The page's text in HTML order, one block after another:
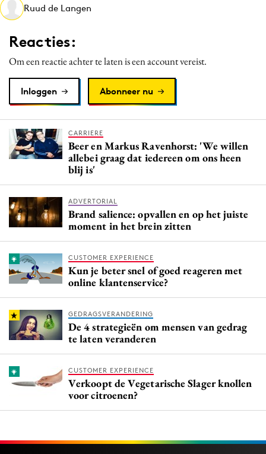
Interne communicatie
Media
Merkstrategie
PR
Programmatic
Reputatie & crisis
Ruud de Langen
Reacties:
Om een reactie achter te laten is een account vereist.
Inloggen Abonneer nu
CARRIERE
Beer en Markus Ravenhorst: 'We willen
allebei graag dat iedereen om ons heen
blij is'
ADVERTORIAL
Brand salience: opvallen en op het juiste
moment in het brein zitten
CUSTOMER EXPERIENCE
Kun je beter snel of goed reageren met
online klantenservice?
GEDRAGSVERANDERING
De 4 strategieën om mensen van gedrag
te laten veranderen
CUSTOMER EXPERIENCE
Verkoopt de Vegetarische Slager knollen
voor citroenen?